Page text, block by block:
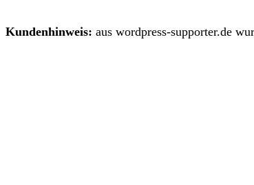
Kundenhinweis: aus wordpress-supporter.de